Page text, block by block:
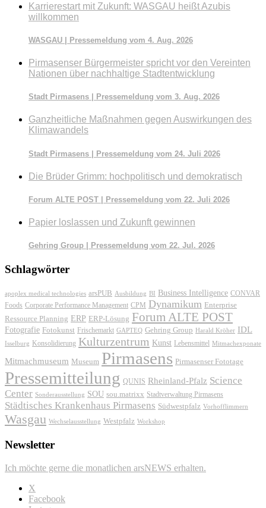
Karrierestart mit Zukunft: WASGAU heißt Azubis
willkommen
WASGAU | Pressemeldung vom 4. Aug. 2026
Pirmasenser Bürgermeister spricht vor den Vereinten
Nationen über nachhaltige Stadtentwicklung
Stadt Pirmasens | Pressemeldung vom 3. Aug. 2026
Ganzheitliche Maßnahmen gegen Auswirkungen des
Klimawandels
Stadt Pirmasens | Pressemeldung vom 24. Juli 2026
Die Brüder Grimm: hochpolitisch und demokratisch
Forum ALTE POST | Pressemeldung vom 22. Juli 2026
Papier loslassen und Zukunft gewinnen
Gehring Group | Pressemeldung vom 22. Jul. 2026
Schlagwörter
apoplex medical technologies arsPUB Ausbildung BI Business Intelligence CONVAR
Foods Corporate Performance Management CPM Dynamikum Enterprise
Ressource Planning ERP ERP-Lösung Forum ALTE POST
Fotografie Fotokunst Frischemarkt GAPTEQ Gehring Group Harald Kröher IDL
Isselburg Konsolidierung Kulturzentrum Kunst Lebensmittel Mitmachexponate
Mitmachmuseum Museum Pirmasens Pirmasenser Fototage
Pressemitteilung QUNIS Rheinland-Pfalz Science
Center Sonderausstellung SOU sou.matrixx Stadtverwaltung Pirmasens
Städtisches Krankenhaus Pirmasens Südwestpfalz Vorhofflimmern
Wasgau Wechselausstellung Westpfalz Workshop
Newsletter
Ich möchte gerne die monatlichen arsNEWS erhalten.
X
Facebook